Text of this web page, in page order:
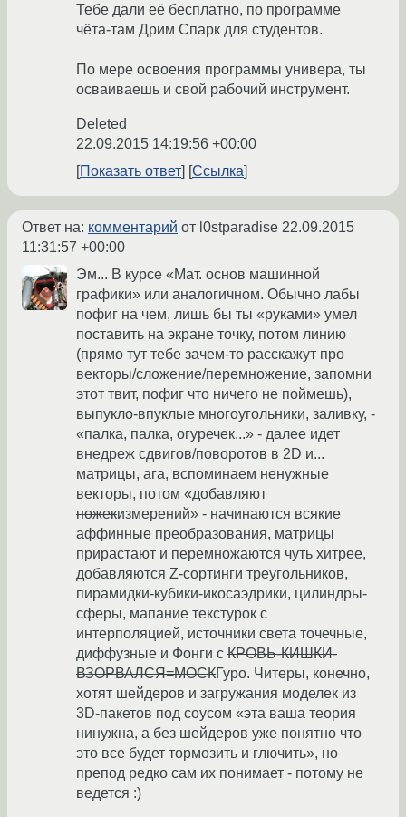
Тебе дали её бесплатно, по программе
чёта-там Дрим Спарк для студентов.
По мере освоения программы универа, ты
осваиваешь и свой рабочий инструмент.
Deleted
22.09.2015 14:19:56 +00:00
Показать ответ
Ссылка
Ответ на: комментарий от l0stparadise 22.09.2015
11:31:57 +00:00
Эм... В курсе «Мат. основ машинной
графики» или аналогичном. Обычно лабы
пофиг на чем, лишь бы ты «руками» умел
поставить на экране точку, потом линию
(прямо тут тебе зачем-то расскажут про
векторы/сложение/перемножение, запомни
этот твит, пофиг что ничего не поймешь),
выпукло-впуклые многоугольники, заливку, -
«палка, палка, огуречек...» - далее идет
внедреж сдвигов/поворотов в 2D и...
матрицы, ага, вспоминаем ненужные
векторы, потом «добавляют
ножекизмерений» - начинаются всякие
аффинные преобразования, матрицы
прирастают и перемножаются чуть хитрее,
добавляются Z-сортинги треугольников,
пирамидки-кубики-икосаэдрики, цилиндры-
сферы, мапание текстурок с
интерполяцией, источники света точечные,
диффузные и Фонги с КРОВЬ-КИШКИ-
ВЗОРВАЛСЯ=МОСКГуро. Читеры, конечно,
хотят шейдеров и загружания моделек из
3D-пакетов под соусом «эта ваша теория
нинужна, а без шейдеров уже понятно что
это все будет тормозить и глючить», но
препод редко сам их понимает - потому не
ведется :)